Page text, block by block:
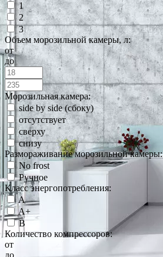
1
2
3
Объем морозильной камеры, л:
от
до
Морозильная камера:
side by side (сбоку)
отсутствует
сверху
снизу
Размораживание морозильной камеры:
No frost
Ручное
Класс энергопотребления:
A
A+
B
Количество компрессоров:
от
до